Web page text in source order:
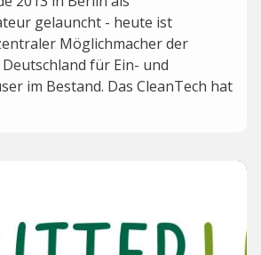
gelauncht - heute ist
Möglichmacher der
für Ein- und
im Bestand. Das CleanTech hat